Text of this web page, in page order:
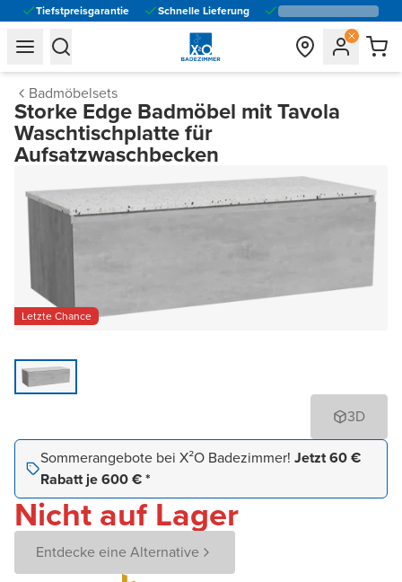
Tiefstpreisgarantie Schnelle Lieferung
general.navigation.toggle_menu.label
general.navigation.toggle_menu.label
Badmöbelsets
Storke Edge Badmöbel mit Tavola
Waschtischplatte für
Aufsatzwaschbecken
Letzte Chance
3D
Sommerangebote bei X²O Badezimmer! Jetzt 60 €
Rabatt je 600 € *
Nicht auf Lager
Entdecke eine Alternative